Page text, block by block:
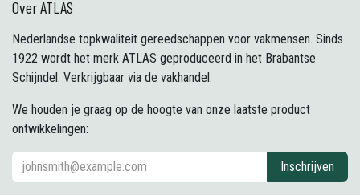
Over ATLAS
Nederlandse topkwaliteit gereedschappen voor vakmensen. Sinds
1922 wordt het merk ATLAS geproduceerd in het Brabantse
Schijndel. Verkrijgbaar via de vakhandel.
We houden je graag op de hoogte van onze laatste product
ontwikkelingen:
Inschrijven